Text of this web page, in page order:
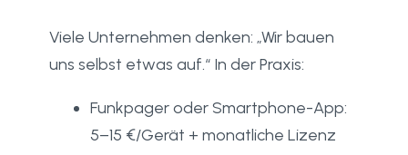
Viele Unternehmen denken: „Wir bauen
uns selbst etwas auf.“ In der Praxis:
Funkpager oder Smartphone-App:
5–15 €/Gerät + monatliche Lizenz